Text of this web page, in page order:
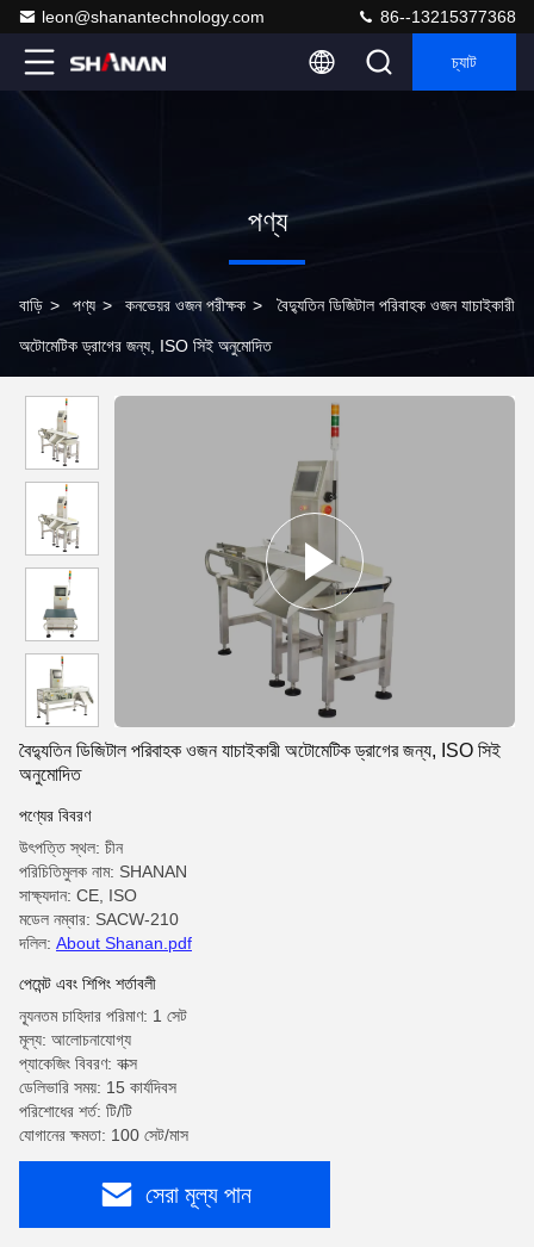
leon@shanantechnology.com 86--13215377368
চ্যাট
পণ্য
বাড়ি > পণ্য > কনভেয়র ওজন পরীক্ষক > বৈদ্যুতিন ডিজিটাল পরিবাহক ওজন যাচাইকারী
অটোমেটিক ড্রাগের জন্য, ISO সিই অনুমোদিত
বৈদ্যুতিন ডিজিটাল পরিবাহক ওজন যাচাইকারী অটোমেটিক ড্রাগের জন্য, ISO সিই
অনুমোদিত
পণ্যের বিবরণ
উৎপত্তি স্থল: চীন
পরিচিতিমুলক নাম: SHANAN
সাক্ষ্যদান: CE, ISO
মডেল নম্বার: SACW-210
দলিল: About Shanan.pdf
পেমেন্ট এবং শিপিং শর্তাবলী
ন্যূনতম চাহিদার পরিমাণ: 1 সেট
মূল্য: আলোচনাযোগ্য
প্যাকেজিং বিবরণ: বাক্স
ডেলিভারি সময়: 15 কার্যদিবস
পরিশোধের শর্ত: টি/টি
যোগানের ক্ষমতা: 100 সেট/মাস
সেরা মূল্য পান